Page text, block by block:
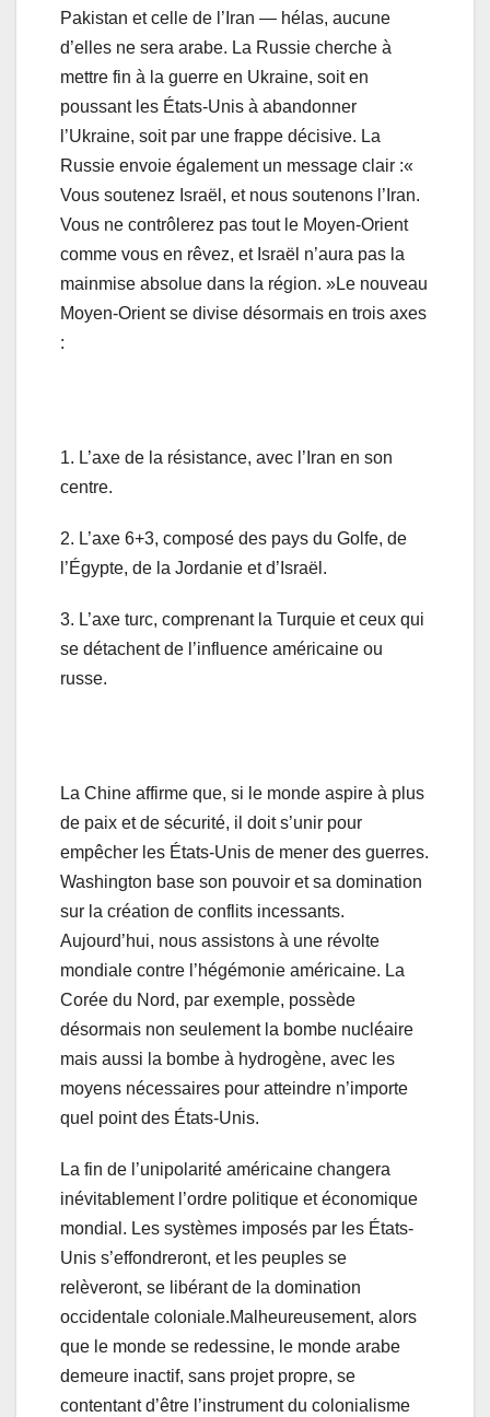
Pakistan et celle de l’Iran — hélas, aucune
d’elles ne sera arabe. La Russie cherche à
mettre fin à la guerre en Ukraine, soit en
poussant les États-Unis à abandonner
l’Ukraine, soit par une frappe décisive. La
Russie envoie également un message clair :«
Vous soutenez Israël, et nous soutenons l’Iran.
Vous ne contrôlerez pas tout le Moyen-Orient
comme vous en rêvez, et Israël n’aura pas la
mainmise absolue dans la région. »Le nouveau
Moyen-Orient se divise désormais en trois axes
:
1. L’axe de la résistance, avec l’Iran en son
centre.
2. L’axe 6+3, composé des pays du Golfe, de
l’Égypte, de la Jordanie et d’Israël.
3. L’axe turc, comprenant la Turquie et ceux qui
se détachent de l’influence américaine ou
russe.
La Chine affirme que, si le monde aspire à plus
de paix et de sécurité, il doit s’unir pour
empêcher les États-Unis de mener des guerres.
Washington base son pouvoir et sa domination
sur la création de conflits incessants.
Aujourd’hui, nous assistons à une révolte
mondiale contre l’hégémonie américaine. La
Corée du Nord, par exemple, possède
désormais non seulement la bombe nucléaire
mais aussi la bombe à hydrogène, avec les
moyens nécessaires pour atteindre n’importe
quel point des États-Unis.
La fin de l’unipolarité américaine changera
inévitablement l’ordre politique et économique
mondial. Les systèmes imposés par les États-
Unis s’effondreront, et les peuples se
relèveront, se libérant de la domination
occidentale coloniale.Malheureusement, alors
que le monde se redessine, le monde arabe
demeure inactif, sans projet propre, se
contentant d’être l’instrument du colonialisme